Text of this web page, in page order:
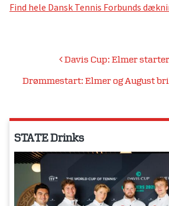
Find hele Dansk Tennis Forbunds
Indlægsnavigation
Davis Cup: Elmer
Drømmestart: Elmer og August
STATE Drinks